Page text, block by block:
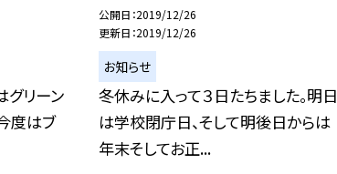
グリーン
度はブ
公開日 2019/12/26
更新日 2019/12/26
お知らせ
冬休みに入って３日たちました。明日
は学校閉庁日、そして明後日からは
年末そしてお正...